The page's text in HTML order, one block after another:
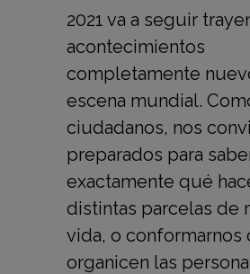
2021 va a seguir
acontecimientos
completamente
escena mundial.
ciudadanos, nos
preparados para
exactamente qué
distintas parcelas de
vida, o conformarnos
organicen las